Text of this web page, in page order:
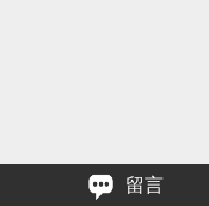
留言